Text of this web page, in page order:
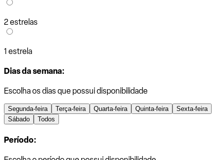
2 estrelas
1 estrela
Dias da semana:
Escolha os dias que possui disponibilidade
Segunda-feira Terça-feira Quarta-feira Quinta-feira
Sexta-feira
Sábado
Todos
Período: